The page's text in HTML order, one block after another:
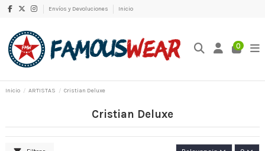
Envíos y Devoluciones Inicio
0
Inicio ARTISTAS Cristian Deluxe
Cristian Deluxe